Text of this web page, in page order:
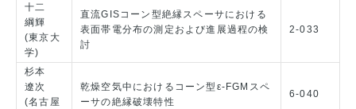
十二
綱輝
(東京大
学)
直流GISコーン型絶縁スペーサにおける
表面帯電分布の測定および進展過程の検
討
2-033
杉本
遼次
(名古屋
乾燥空気中におけるコーン型ε-FGMスペ
ーサの絶縁破壊特性
6-040